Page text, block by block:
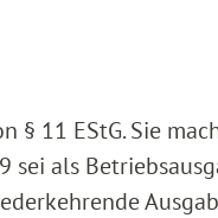
§ 11 EStG. Sie
als